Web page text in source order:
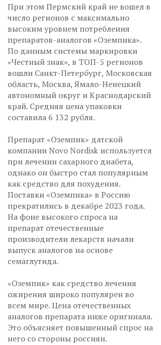
При этом Пермский край не вошел в
число регионов с максимально
высоким уровнем потребления
препаратов-аналогов «Оземпика».
По данным системы маркировки
«Честный знак», в ТОП-5 регионов
вошли Санкт-Петербург, Московская
область, Москва, Ямало-Ненецкий
автономный округ и Краснодарский
край. Средняя цена упаковки
составила 6 132 рубля.
Препарат «Оземпик» датской
компании Novo Nordisk используется
при лечении сахарного диабета,
однако он быстро стал популярным
как средство для похудения.
Поставки «Оземпика» в Россию
прекратились в декабре 2023 года.
На фоне высокого спроса на
препарат отечественные
производители лекарств начали
выпуск аналогов на основе
семаглутида.
«Оземпик» как средство лечения
ожирения широко популярен во
всем мире. Цена отечественных
аналогов препарата ниже оригинала.
Это объясняет повышенный спрос на
него со стороны россиян.